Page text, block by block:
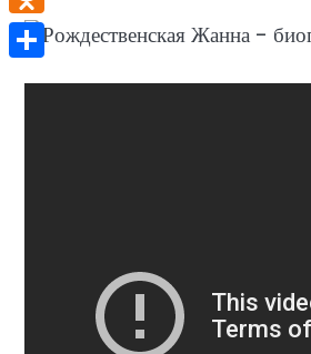
Odnoklassniki